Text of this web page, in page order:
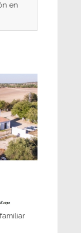
en
julio
en el
Los